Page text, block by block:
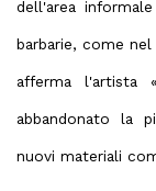
dell'area
barbarie, come
afferma l'artista
abbandonato la
nuovi materiali